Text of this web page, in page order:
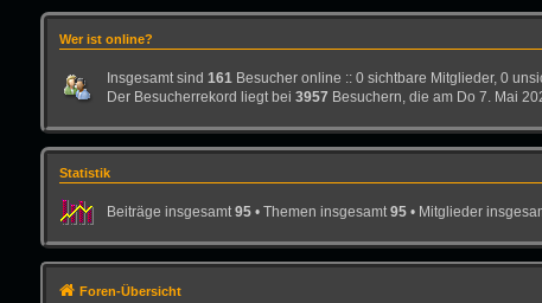
Wer ist online?
Insgesamt sind 161 Besucher online :: 0 sichtbare Mitglieder, 0
Der Besucherrekord liegt bei 3957 Besuchern, die am Do 7. Mai
Statistik
Beiträge insgesamt95• Themen insgesamt95• Mitglieder
Foren-Übersicht